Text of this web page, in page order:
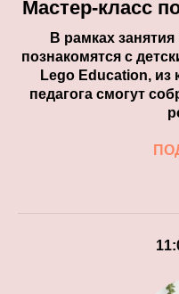
Мастер-класс
В рамках
познакомятся с
Lego Education,
педагога смогут